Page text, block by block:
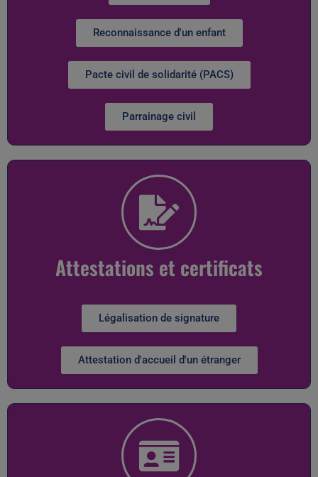
Reconnaissance d'un enfant
Pacte civil de solidarité (PACS)
Parrainage civil
Attestations et certificats
Légalisation de signature
Attestation d'accueil d'un étranger